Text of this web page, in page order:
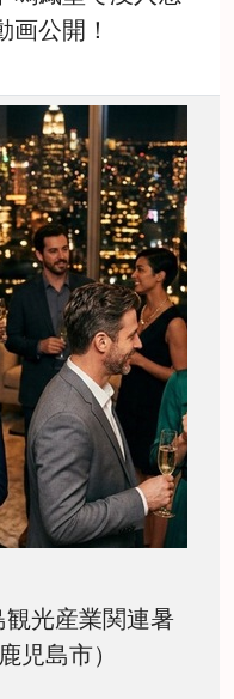
公開！
光産業関連暑
児島市）